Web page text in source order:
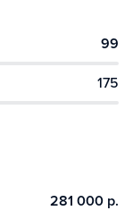
99
175
281 000 р.